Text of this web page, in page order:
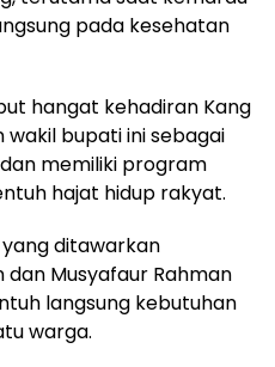
pada kesehatan
hangat kehadiran Kang
wakil bupati ini sebagai
memiliki program
hajat hidup rakyat.
ditawarkan
dan Musyafaur Rahman
langsung kebutuhan
warga.